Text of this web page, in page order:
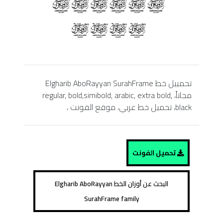
تحمييل خط Elgharib AboRayyan SurahFrame
مجاناً، regular, bold,simibold, arabic, extra bold,
black، تحميل خط عربي، موقع الفونت ،
تحميل الفونت
البحث عن أوزان الخط Elgharib AboRayyan
SurahFrame family